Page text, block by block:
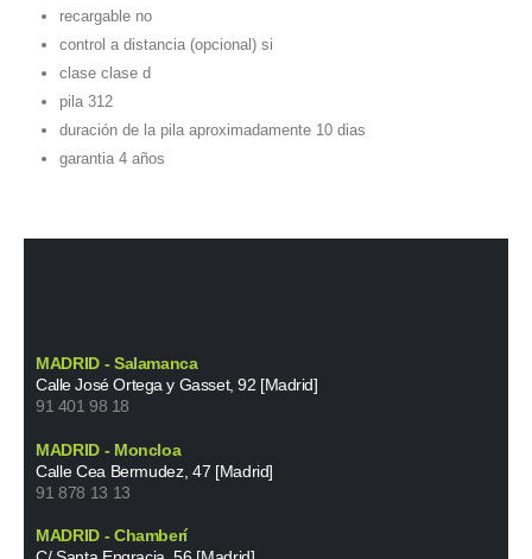
recargable no
control a distancia (opcional) si
clase clase d
pila 312
duración de la pila aproximadamente 10 dias
garantia 4 años
MADRID - Salamanca
Calle José Ortega y Gasset, 92 [Madrid]
91 401 98 18
MADRID - Moncloa
Calle Cea Bermudez, 47 [Madrid]
91 878 13 13
MADRID - Chamberí